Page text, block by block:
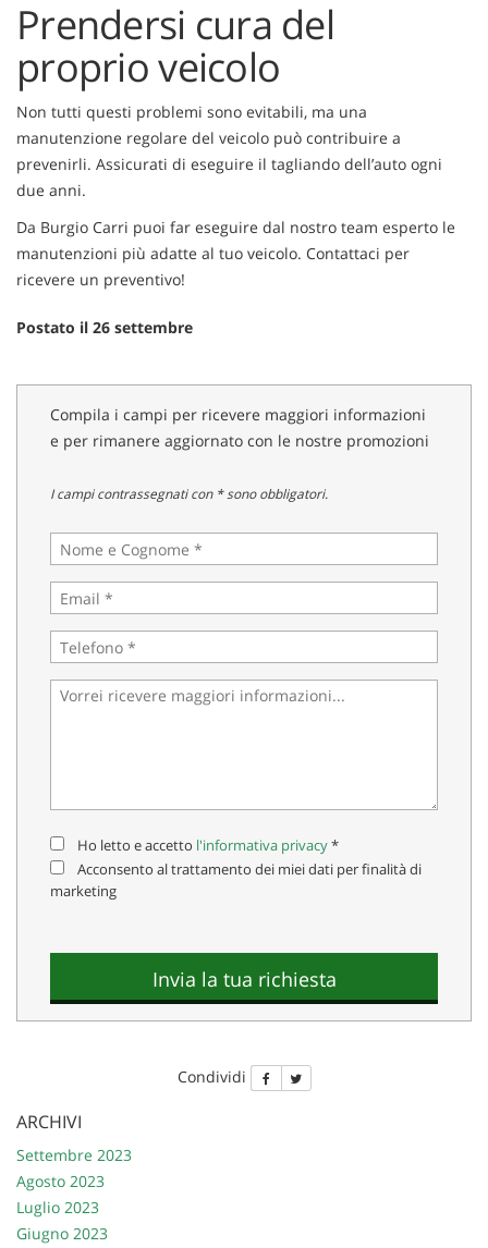
Prendersi cura del
proprio veicolo
Non tutti questi problemi sono evitabili, ma una
manutenzione regolare del veicolo può contribuire a
prevenirli. Assicurati di eseguire il tagliando dell’auto ogni
due anni.
Da Burgio Carri puoi far eseguire dal nostro team esperto le
manutenzioni più adatte al tuo veicolo. Contattaci per
ricevere un preventivo!
Postato il 26 settembre
Compila i campi per ricevere maggiori informazioni
e per rimanere aggiornato con le nostre promozioni
I campi contrassegnati con * sono obbligatori.
Ho letto e accetto l'informativa privacy*
Acconsento al trattamento dei miei dati per finalità di
marketing
Invia la tua richiesta
Condividi
ARCHIVI
Settembre 2023
Agosto 2023
Luglio 2023
Giugno 2023